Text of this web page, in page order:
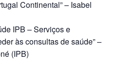
Continental” – Isabel
IPB – Serviços e
às consultas de saúde” –
(IPB)